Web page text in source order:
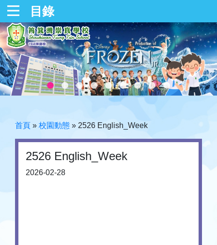
目錄
首頁 » 校園動態 » 2526 English_Week
2526 English_Week
2026-02-28